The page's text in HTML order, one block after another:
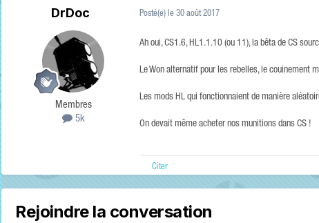
DrDoc
Membres
5k
Posté(e) le 30 août 2017
Ah oui, CS1.6, HL1.1.10 (ou 11), la bêta de CS
Le Won alternatif pour les rebelles, le couinement
Les mods HL qui fonctionnaient de manière
On devait même acheter nos munitions dans CS !
Citer
Rejoindre la conversation